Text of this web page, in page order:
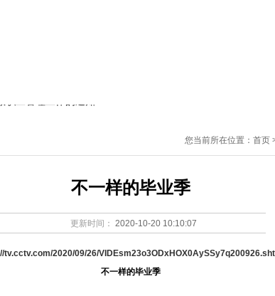
一强
之一强
您当前所在位置： 首页
不一样的毕业季
更新时间： 2020-10-20 10:10:07
tv.cctv.com/2020/09/26/
不一样的毕业季